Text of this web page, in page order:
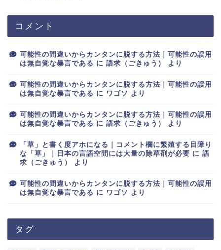
コメント
可能性の間違いからカンタンに脱する方法｜可能性の誤用
は無自覚な暴言である に 語求（ごきゅう） より
可能性の間違いからカンタンに脱する方法｜可能性の誤用
は無自覚な暴言である に ワゴソ より
可能性の間違いからカンタンに脱する方法｜可能性の誤用
は無自覚な暴言である に 語求（ごきゅう） より
「草」と書く度アホになる｜コメント欄に繁殖する目障り
な「草」｜日本の言語空間には大量の除草剤が必要 に 語
求（ごきゅう）
より
可能性の間違いからカンタンに脱する方法｜可能性の誤用
は無自覚な暴言である に ワゴソ より
タグ